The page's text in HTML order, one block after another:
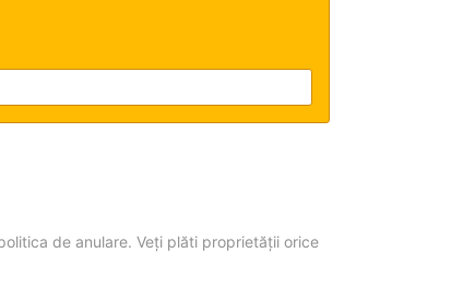
de anulare. Veți plăti proprietății orice